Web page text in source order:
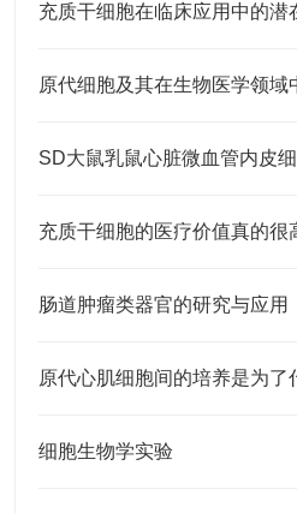
充质干细胞在临床应用中的潜
原代细胞及其在生物医学领域
SD大鼠乳鼠心脏微血管内皮
充质干细胞的医疗价值真的很
肠道肿瘤类器官的研究与应用
原代心肌细胞间的培养是为了
细胞生物学实验